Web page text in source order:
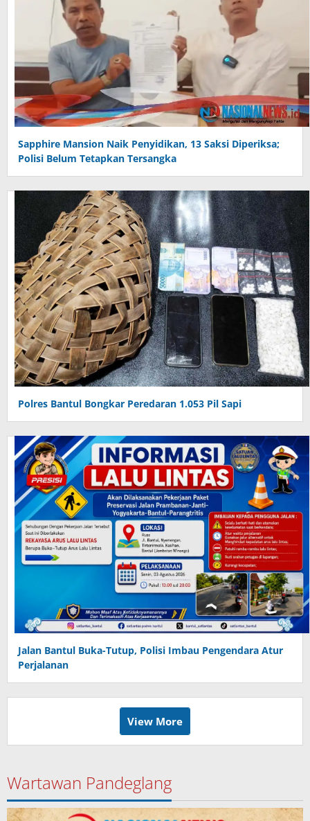
Sapphire Mansion Naik Penyidikan, 13 Saksi Diperiksa;
Polisi Belum Tetapkan Tersangka
Polres Bantul Bongkar Peredaran 1.053 Pil Sapi
Jalan Bantul Buka-Tutup, Polisi Imbau Pengendara Atur
Perjalanan
View More
Wartawan Pandeglang